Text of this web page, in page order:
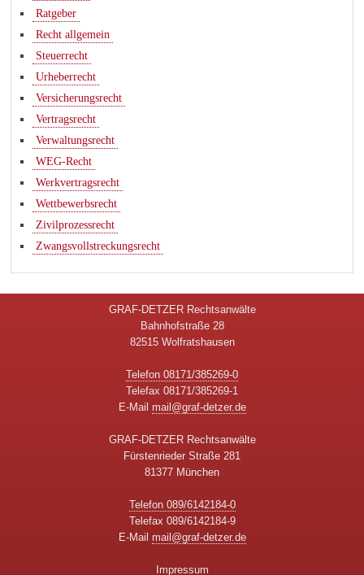
Ratgeber
Recht allgemein
Steuerrecht
Urheberrecht
Versicherungsrecht
Vertragsrecht
Verwaltungsrecht
WEG-Recht
Werkvertragsrecht
Wettbewerbsrecht
Zivilprozessrecht
Zwangsvollstreckungsrecht
GRAF-DETZER Rechtsanwälte
Bahnhofstraße 28
82515 Wolfratshausen
Telefon 08171/385269-0
Telefax 08171/385269-1
E-Mail mail@graf-detzer.de
GRAF-DETZER Rechtsanwälte
Fürstenrieder Straße 281
81377 München
Telefon 089/6142184-0
Telefax 089/6142184-9
E-Mail mail@graf-detzer.de
Impressum